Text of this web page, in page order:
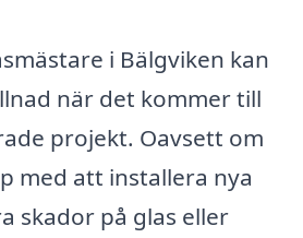
i Bälgviken kan
när det kommer till
projekt. Oavsett om
med att installera nya
skador på glas eller